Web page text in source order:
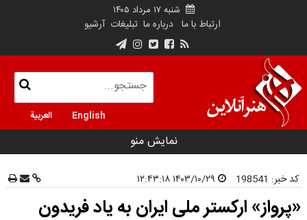
شنبه ۱۷ مرداد ۱۴۰۵
ارتباط با ما درباره ما تبلیغات آرشیو
English العربية
نمایش منو
کد خبر: 198541
«پرواز» ارکستر ملی ایران به یاد فریدون